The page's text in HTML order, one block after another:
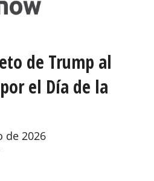
de Trump al
el Día de la
de 2026